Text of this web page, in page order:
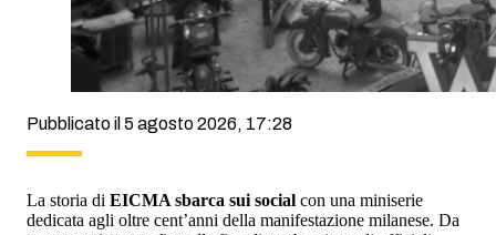
Pubblicato il 5 agosto 2026, 17:28
La storia di EICMA sbarca sui social con una miniserie
dedicata agli oltre cent’anni della manifestazione milanese. Da